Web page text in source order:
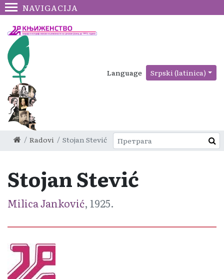
NAVIGACIJA
Language Srpski (latinica)
Radovi Stojan Stević
Stojan Stević
Milica Janković, 1925.